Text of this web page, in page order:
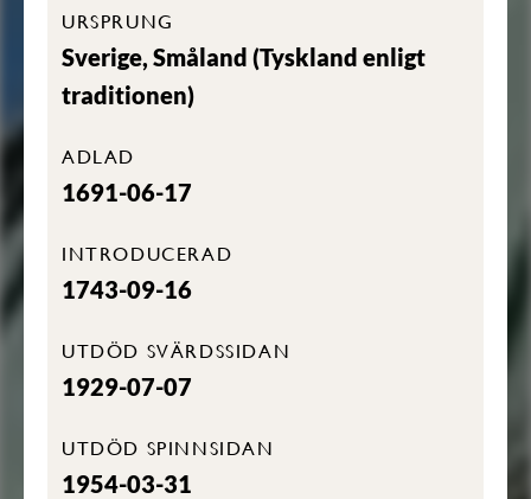
URSPRUNG
Sverige, Småland (Tyskland enligt
traditionen)
ADLAD
1691-06-17
INTRODUCERAD
1743-09-16
UTDÖD SVÄRDSSIDAN
1929-07-07
UTDÖD SPINNSIDAN
1954-03-31